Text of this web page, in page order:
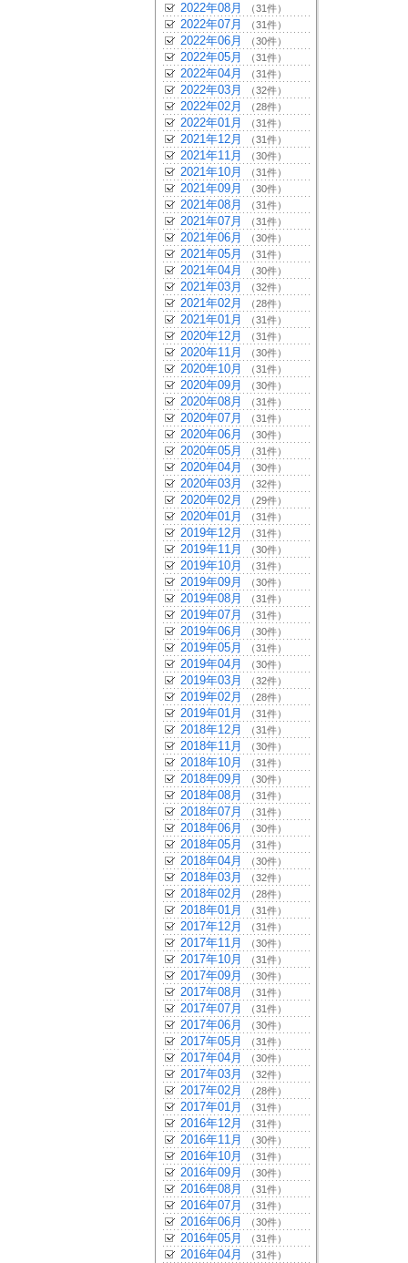
2022年08月 （31件）
2022年07月 （31件）
2022年06月 （30件）
2022年05月 （31件）
2022年04月 （31件）
2022年03月 （32件）
2022年02月 （28件）
2022年01月 （31件）
2021年12月 （31件）
2021年11月 （30件）
2021年10月 （31件）
2021年09月 （30件）
2021年08月 （31件）
2021年07月 （31件）
2021年06月 （30件）
2021年05月 （31件）
2021年04月 （30件）
2021年03月 （32件）
2021年02月 （28件）
2021年01月 （31件）
2020年12月 （31件）
2020年11月 （30件）
2020年10月 （31件）
2020年09月 （30件）
2020年08月 （31件）
2020年07月 （31件）
2020年06月 （30件）
2020年05月 （31件）
2020年04月 （30件）
2020年03月 （32件）
2020年02月 （29件）
2020年01月 （31件）
2019年12月 （31件）
2019年11月 （30件）
2019年10月 （31件）
2019年09月 （30件）
2019年08月 （31件）
2019年07月 （31件）
2019年06月 （30件）
2019年05月 （31件）
2019年04月 （30件）
2019年03月 （32件）
2019年02月 （28件）
2019年01月 （31件）
2018年12月 （31件）
2018年11月 （30件）
2018年10月 （31件）
2018年09月 （30件）
2018年08月 （31件）
2018年07月 （31件）
2018年06月 （30件）
2018年05月 （31件）
2018年04月 （30件）
2018年03月 （32件）
2018年02月 （28件）
2018年01月 （31件）
2017年12月 （31件）
2017年11月 （30件）
2017年10月 （31件）
2017年09月 （30件）
2017年08月 （31件）
2017年07月 （31件）
2017年06月 （30件）
2017年05月 （31件）
2017年04月 （30件）
2017年03月 （32件）
2017年02月 （28件）
2017年01月 （31件）
2016年12月 （31件）
2016年11月 （30件）
2016年10月 （31件）
2016年09月 （30件）
2016年08月 （31件）
2016年07月 （31件）
2016年06月 （30件）
2016年05月 （31件）
2016年04月 （31件）